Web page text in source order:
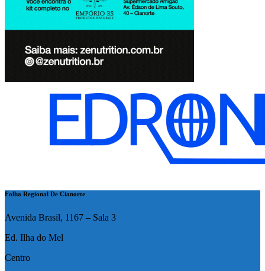
Folha Regional De Cianorte
Avenida Brasil, 1167 – Sala 3
Ed. Ilha do Mel
Centro